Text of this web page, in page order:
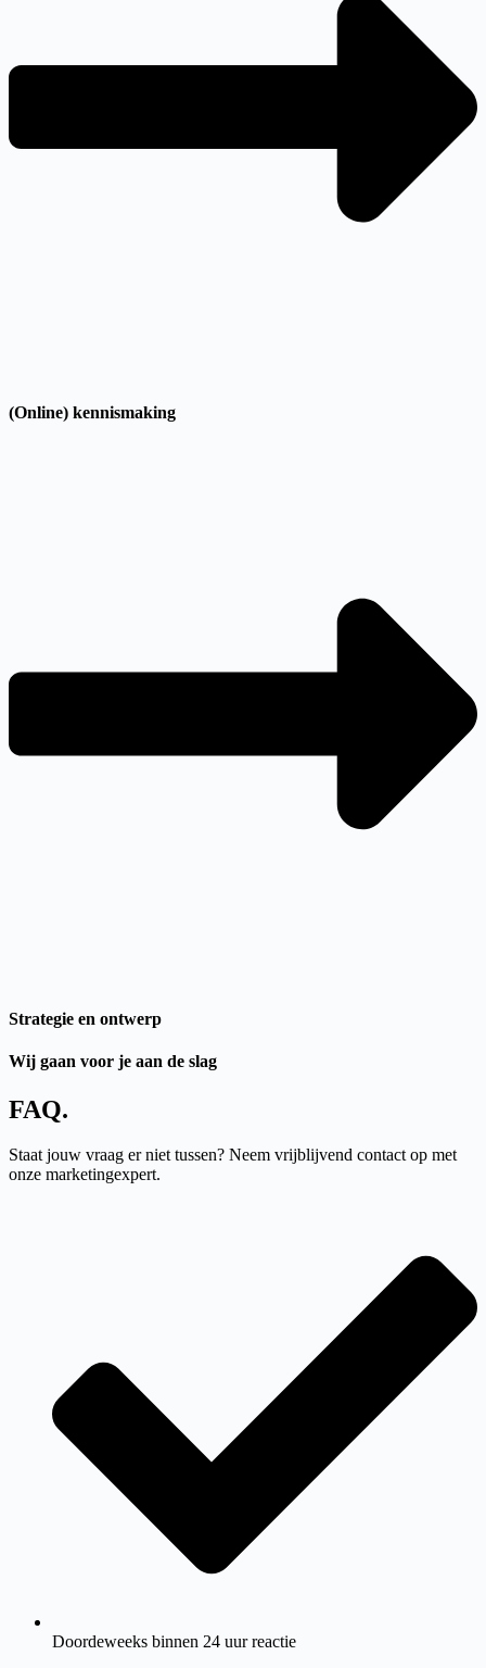
(Online) kennismaking
Strategie en ontwerp
Wij gaan voor je aan de slag
FAQ.
Staat jouw vraag er niet tussen? Neem vrijblijvend contact op met
onze marketingexpert.
Doordeweeks binnen 24 uur reactie